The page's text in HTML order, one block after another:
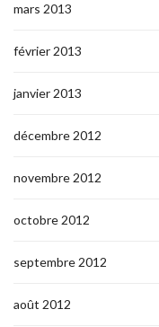
mars 2013
février 2013
janvier 2013
décembre 2012
novembre 2012
octobre 2012
septembre 2012
août 2012